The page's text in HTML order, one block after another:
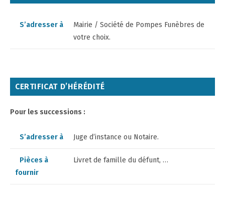
S’adresser à
Mairie / Société de Pompes Funèbres de
votre choix.
CERTIFICAT D’HÉRÉDITÉ
Pour les successions :
S’adresser à Juge d’instance ou Notaire.
Pièces à
fournir
Livret de famille du défunt, …